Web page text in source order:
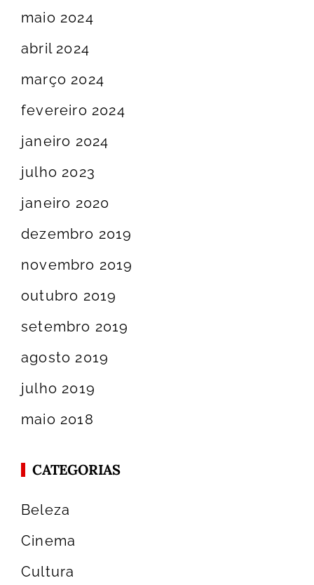
maio 2024
abril 2024
março 2024
fevereiro 2024
janeiro 2024
julho 2023
janeiro 2020
dezembro 2019
novembro 2019
outubro 2019
setembro 2019
agosto 2019
julho 2019
maio 2018
CATEGORIAS
Beleza
Cinema
Cultura